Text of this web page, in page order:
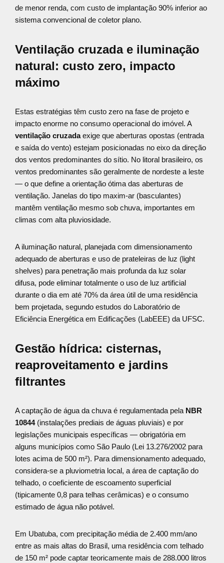
de menor renda, com custo de implantação 90% inferior ao
sistema convencional de coletor plano.
Ventilação cruzada e iluminação
natural: custo zero, impacto
máximo
Estas estratégias têm custo zero na fase de projeto e
impacto enorme no consumo operacional do imóvel. A
ventilação cruzadaexige que aberturas opostas (entrada
e saída do vento) estejam posicionadas no eixo da direção
dos ventos predominantes do sítio. No litoral brasileiro, os
ventos predominantes são geralmente de nordeste a leste
— o que define a orientação ótima das aberturas de
ventilação. Janelas do tipo maxim-ar (basculantes)
mantêm ventilação mesmo sob chuva, importantes em
climas com alta pluviosidade.
A iluminação natural, planejada com dimensionamento
adequado de aberturas e uso de prateleiras de luz (light
shelves) para penetração mais profunda da luz solar
difusa, pode eliminar totalmente o uso de luz artificial
durante o dia em até 70% da área útil de uma residência
bem projetada, segundo estudos do Laboratório de
Eficiência Energética em Edificações (LabEEE) da UFSC.
Gestão hídrica: cisternas,
reaproveitamento e jardins
filtrantes
A captação de água da chuva é regulamentada pela NBR
10844(instalações prediais de águas pluviais) e por
legislações municipais específicas — obrigatória em
alguns municípios como São Paulo (Lei 13.276/2002 para
lotes acima de 500 m²). Para dimensionamento adequado,
considera-se a pluviometria local, a área de captação do
telhado, o coeficiente de escoamento superficial
(tipicamente 0,8 para telhas cerâmicas) e o consumo
estimado de água não potável.
Em Ubatuba, com precipitação média de 2.400 mm/ano
entre as mais altas do Brasil, uma residência com telhado
de 150 m² pode captar teoricamente mais de 288.000 litros